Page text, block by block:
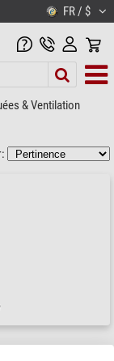
FR / $
& Ventilation